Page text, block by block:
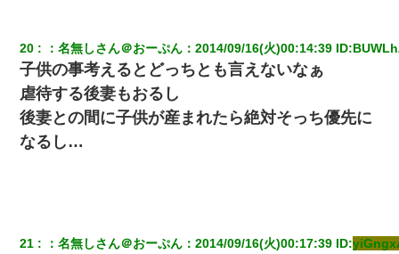
20 ：名無しさん＠おーぷん ：2014/09/16(火)00:14:39 ID:
子供の事考えるとどっちとも言えないなぁ
虐待する後妻もおるし
後妻との間に子供が産まれたら絶対そっち優先に
なるし…
21 ：名無しさん＠おーぷん ：2014/09/16(火)00:17:39 ID: